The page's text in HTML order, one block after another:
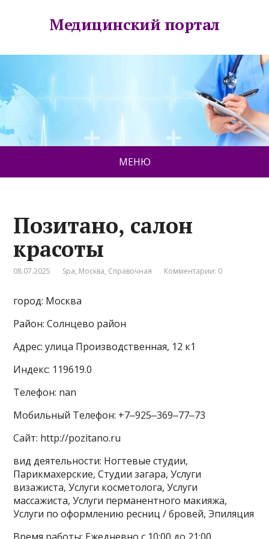
Медицинский портал
МЕНЮ
Позитано, салон
красоты
08.07.2025 Spa, Москва, Справочная Комментарии: 0
город: Москва
Район: Солнцево район
Адрес: улица Производственная, 12 к1
Индекс: 119619.0
Телефон: nan
Мобильный Телефон: +7‒925‒369‒77‒73
Сайт: http://pozitano.ru
вид деятельности: Ногтевые студии,
Парикмахерские, Студии загара, Услуги
визажиста, Услуги косметолога, Услуги
массажиста, Услуги перманентного макияжа,
Услуги по оформлению ресниц / бровей, Эпиляция